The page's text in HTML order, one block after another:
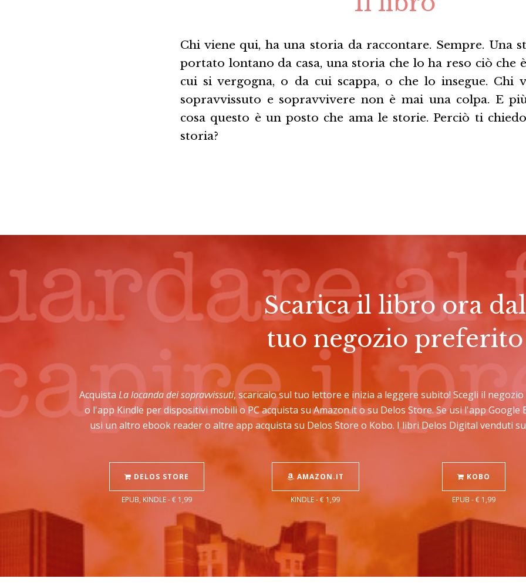
Chi viene qui, ha una storia da raccontare. Sempre. Una
portato lontano da casa, una storia che lo ha reso ciò che
cui si vergogna, o da cui scappa, o che lo insegue. Chi
sopravvissuto e sopravvivere non è mai una colpa. E
cosa questo è un posto che ama le storie. Perciò ti
storia?
Scarica il libro ora dal
tuo negozio preferito
Acquista La locanda dei sopravvissuti, scaricalo sul tuo lettore e inizia a leggere subito! Scegli il
o l'app Kindle per dispositivi mobili o PC acquista su Amazon.it o su Delos Store. Se usi l'app Google
usi un altro ebook reader o altre app acquista su Delos Store o Kobo. I libri Delos Digital venduti
DELOS STORE
EPUB, KINDLE - € 1,99
AMAZON.IT
KINDLE - € 1,99
KOBO
EPUB - € 1,99